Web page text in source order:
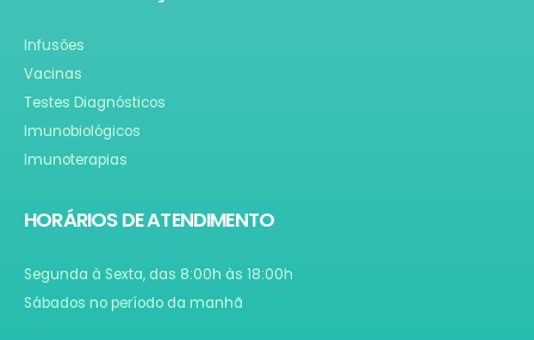
Infusões
Vacinas
Testes Diagnósticos
Imunobiológicos
Imunoterapias
HORÁRIOS DE ATENDIMENTO
Segunda à Sexta, das 8:00h às 18:00h
Sábados no período da manhã